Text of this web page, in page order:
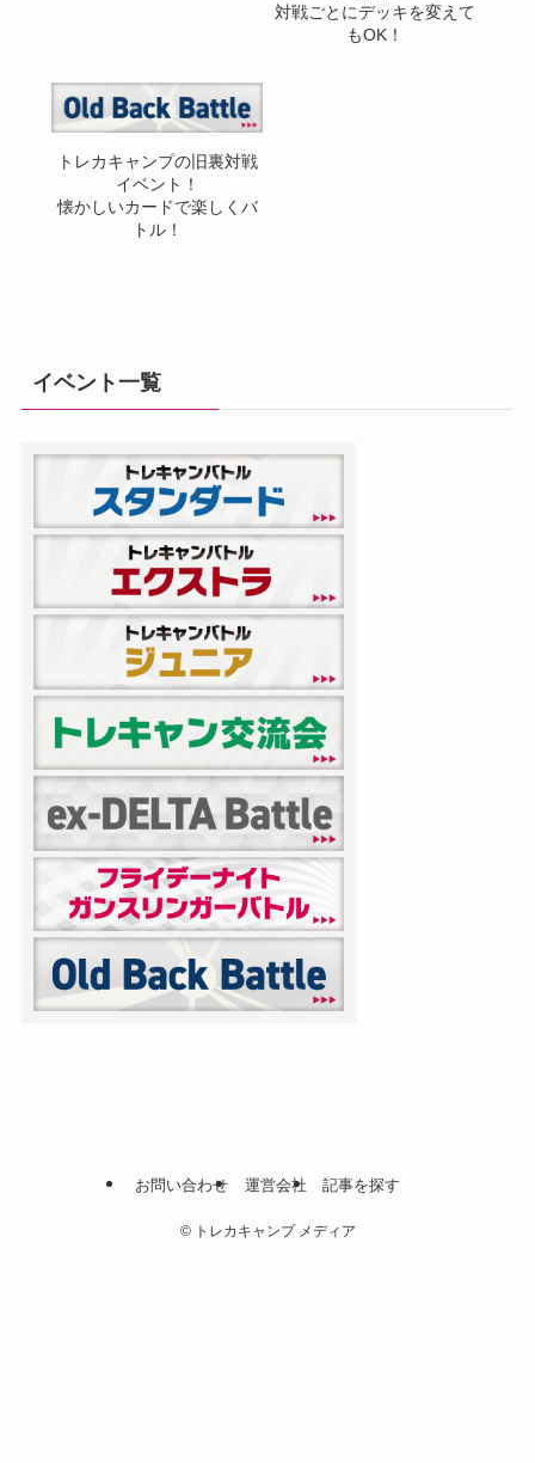
対戦ごとにデッキを変えて
もOK！
トレカキャンプの旧裏対戦
イベント！
懐かしいカードで楽しくバ
トル！
イベント一覧
お問い合わせ 運営会社 記事を探す
©トレカキャンプ メディア